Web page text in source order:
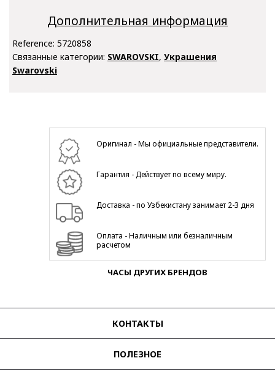
Дополнительная информация
Reference: 5720858
Связанные категории: SWAROVSKI, Украшения
Swarovski
Оригинал - Мы официальные представители.
Гарантия - Действует по всему миру.
Доставка - по Узбекистану занимает 2-3 дня
Оплата - Наличным или безналичным
расчетом
ЧАСЫ ДРУГИХ БРЕНДОВ
КОНТАКТЫ
ПОЛЕЗНОЕ